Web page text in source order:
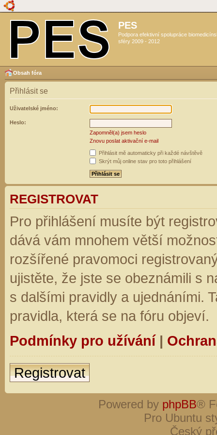
PES
Podpora efektivní spolupráce
sféry 2009 - 2012
Obsah fóra
Přihlásit se
Uživatelské jméno:
Heslo:
Zapomněl(a) jsem heslo
Znovu poslat aktivační e-mail
Přihlásit mě automaticky při každé návštěvě
Skrýt můj online stav pro toto přihlášení
REGISTROVAT
Pro přihlášení musíte být
dává vám mnohem větší
rozšířené pravomoci
ujistěte, že jste se obeznámili s
s dalšími pravidly a ujednáními.
pravidla, která se na fóru objeví.
Podmínky pro užívání|
Registrovat
Powered by phpBB®
Pro Ubuntu
Český